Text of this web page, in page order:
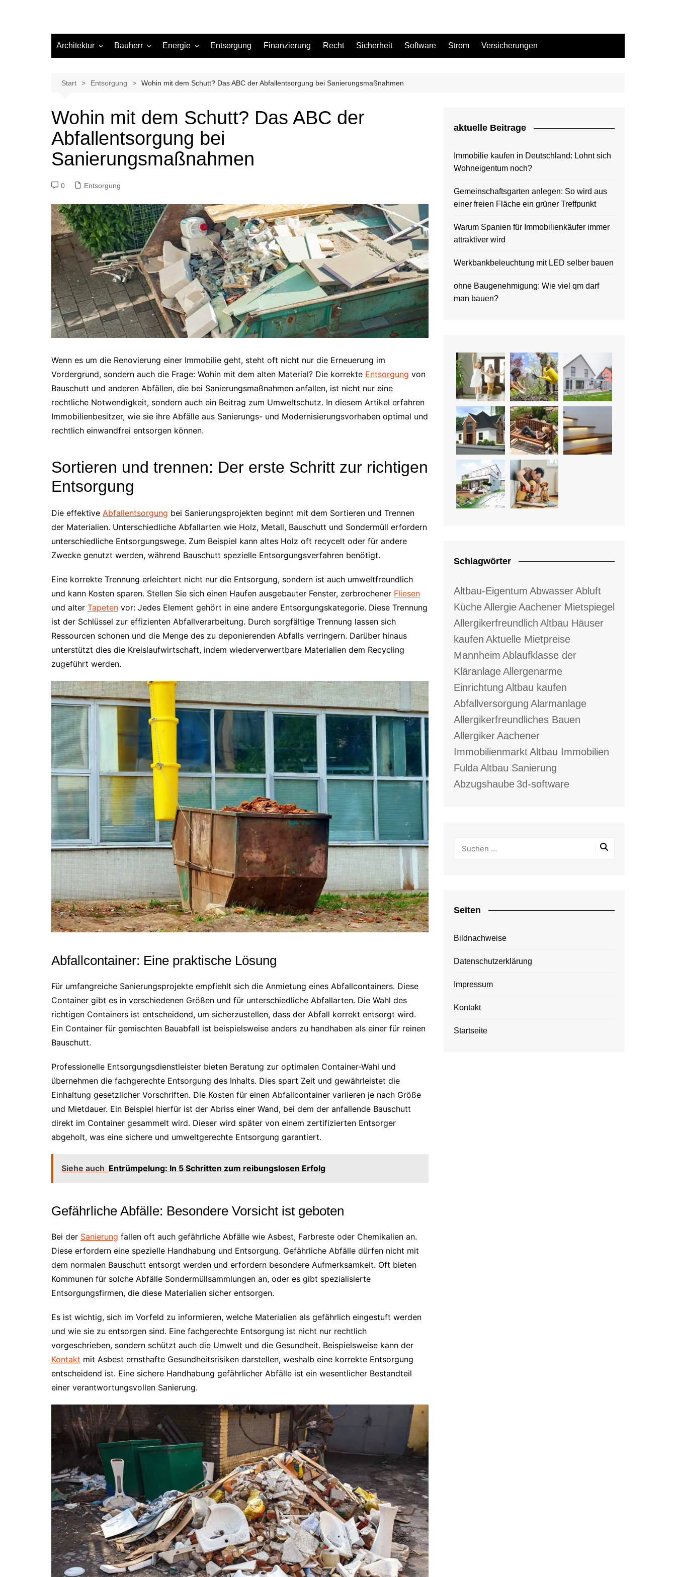
Architektur Bauherr
Beleuchtung
Büro
Materialien
Ökologisch bauen
Renovierung
Sanierung
Energie
Gas
Entsorgung Finanzierung Recht Sicherheit Software Strom Versicherungen
Start Entsorgung Wohin mit dem Schutt? Das ABC der Abfallentsorgung bei Sanierungsmaßnahmen
Wohin mit dem Schutt? Das ABC der
Abfallentsorgung bei
Sanierungsmaßnahmen
0 Entsorgung
Wenn es um die Renovierung einer Immobilie geht, steht oft nicht nur die Erneuerung im
Vordergrund, sondern auch die Frage: Wohin mit dem alten Material? Die korrekte Entsorgung von
Bauschutt und anderen Abfällen, die bei Sanierungsmaßnahmen anfallen, ist nicht nur eine
rechtliche Notwendigkeit, sondern auch ein Beitrag zum Umweltschutz. In diesem Artikel erfahren
Immobilienbesitzer, wie sie ihre Abfälle aus Sanierungs- und Modernisierungsvorhaben optimal und
rechtlich einwandfrei entsorgen können.
Sortieren und trennen: Der erste Schritt zur richtigen
Entsorgung
Die effektive Abfallentsorgung bei Sanierungsprojekten beginnt mit dem Sortieren und Trennen
der Materialien. Unterschiedliche Abfallarten wie Holz, Metall, Bauschutt und Sondermüll erfordern
unterschiedliche Entsorgungswege. Zum Beispiel kann altes Holz oft recycelt oder für andere
Zwecke genutzt werden, während Bauschutt spezielle Entsorgungsverfahren benötigt.
Eine korrekte Trennung erleichtert nicht nur die Entsorgung, sondern ist auch umweltfreundlich
und kann Kosten sparen. Stellen Sie sich einen Haufen ausgebauter Fenster, zerbrochener Fliesen
und alter Tapeten vor: Jedes Element gehört in eine andere Entsorgungskategorie. Diese Trennung
ist der Schlüssel zur effizienten Abfallverarbeitung. Durch sorgfältige Trennung lassen sich
Ressourcen schonen und die Menge des zu deponierenden Abfalls verringern. Darüber hinaus
unterstützt dies die Kreislaufwirtschaft, indem wiederverwertbare Materialien dem Recycling
zugeführt werden.
Abfallcontainer: Eine praktische Lösung
Für umfangreiche Sanierungsprojekte empfiehlt sich die Anmietung eines Abfallcontainers. Diese
Container gibt es in verschiedenen Größen und für unterschiedliche Abfallarten. Die Wahl des
richtigen Containers ist entscheidend, um sicherzustellen, dass der Abfall korrekt entsorgt wird.
Ein Container für gemischten Bauabfall ist beispielsweise anders zu handhaben als einer für reinen
Bauschutt.
Professionelle Entsorgungsdienstleister bieten Beratung zur optimalen Container-Wahl und
übernehmen die fachgerechte Entsorgung des Inhalts. Dies spart Zeit und gewährleistet die
Einhaltung gesetzlicher Vorschriften. Die Kosten für einen Abfallcontainer variieren je nach Größe
und Mietdauer. Ein Beispiel hierfür ist der Abriss einer Wand, bei dem der anfallende Bauschutt
direkt im Container gesammelt wird. Dieser wird später von einem zertifizierten Entsorger
abgeholt, was eine sichere und umweltgerechte Entsorgung garantiert.
Siehe auch Entrümpelung: In 5 Schritten zum reibungslosen Erfolg
Gefährliche Abfälle: Besondere Vorsicht ist geboten
Bei der Sanierung fallen oft auch gefährliche Abfälle wie Asbest, Farbreste oder Chemikalien an.
Diese erfordern eine spezielle Handhabung und Entsorgung. Gefährliche Abfälle dürfen nicht mit
dem normalen Bauschutt entsorgt werden und erfordern besondere Aufmerksamkeit. Oft bieten
Kommunen für solche Abfälle Sondermüllsammlungen an, oder es gibt spezialisierte
Entsorgungsfirmen, die diese Materialien sicher entsorgen.
Es ist wichtig, sich im Vorfeld zu informieren, welche Materialien als gefährlich eingestuft werden
und wie sie zu entsorgen sind. Eine fachgerechte Entsorgung ist nicht nur rechtlich
vorgeschrieben, sondern schützt auch die Umwelt und die Gesundheit. Beispielsweise kann der
Kontakt mit Asbest ernsthafte Gesundheitsrisiken darstellen, weshalb eine korrekte Entsorgung
entscheidend ist. Eine sichere Handhabung gefährlicher Abfälle ist ein wesentlicher Bestandteil
einer verantwortungsvollen Sanierung.
aktuelle Beitrage
Immobilie kaufen in Deutschland: Lohnt sich
Wohneigentum noch?
Gemeinschaftsgarten anlegen: So wird aus
einer freien Fläche ein grüner Treffpunkt
Warum Spanien für Immobilienkäufer immer
attraktiver wird
Werkbankbeleuchtung mit LED selber bauen
ohne Baugenehmigung: Wie viel qm darf
man bauen?
Schlagwörter
Altbau-Eigentum AbwasserAbluft
KücheAllergieAachener Mietspiegel
Allergikerfreundlich Altbau Häuser
kaufen Aktuelle Mietpreise
Mannheim Ablaufklasse der
KläranlageAllergenarme
Einrichtung Altbau kaufen
Abfallversorgung Alarmanlage
Allergikerfreundliches Bauen
AllergikerAachener
ImmobilienmarktAltbau Immobilien
FuldaAltbau Sanierung
Abzugshaube 3d-software
Seiten
Bildnachweise
Datenschutzerklärung
Impressum
Kontakt
Startseite